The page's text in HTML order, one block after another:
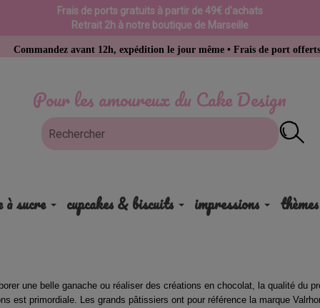
Frais de ports gratuits à partir de 49€ d'achats
Retrait 2h à notre boutique de Marseille
Pour les amoureux du Cake Design
avant 12h, expédition le jour même • Frais de port offerts dès 49 €
à sucre cupcakes & biscuits impressions thèmes
une belle ganache ou réaliser des créations en chocolat, la qualité du
est primordiale. Les grands pâtissiers ont pour référence la marque